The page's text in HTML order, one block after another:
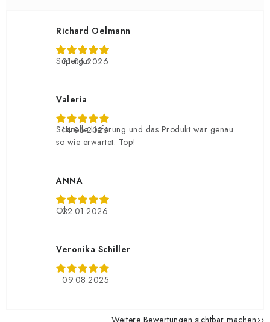
Richard Oelmann
21.06.2026
Supergut
Valeria
14.06.2026
Schnelle Lieferung und das Produkt war genau
so wie erwartet. Top!
ANNA
22.01.2026
Ok
Veronika Schiller
09.08.2025
Weitere Bewertungen sichtbar machen